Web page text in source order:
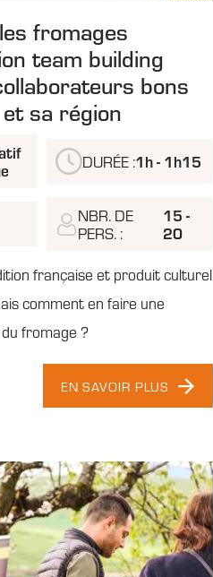
fromages
team building
bons
sa région
DURÉE :1h - 1h15
NBR. DE
PERS. :
15 -
20
française et produit culturel
comment en faire une
fromage ?
EN SAVOIR PLUS